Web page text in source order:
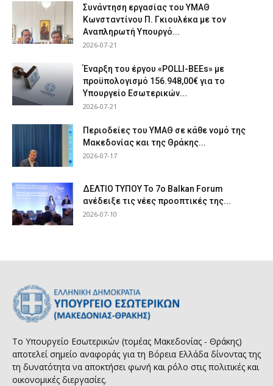
Συνάντηση εργασίας του ΥΜΑΘ
Κωνσταντίνου Π. Γκιουλέκα με τον
Αναπληρωτή Υπουργό...
2026-07-21
Έναρξη του έργου «POLLI-BEEs» με
προϋπολογισμό 156.948,00€ για το
Υπουργείο Εσωτερικών...
2026-07-21
Περιοδείες του ΥΜΑΘ σε κάθε νομό της
Μακεδονίας και της Θράκης...
2026-07-17
ΔΕΛΤΙΟ ΤΥΠΟΥ Το 7ο Balkan Forum
ανέδειξε τις νέες προοπτικές της...
2026-07-10
Το Υπουργείο Εσωτερικών (τομέας Μακεδονίας - Θράκης)
αποτελεί σημείο αναφοράς για τη Βόρεια Ελλάδα δίνοντας της
τη δυνατότητα να αποκτήσει φωνή και ρόλο στις πολιτικές και
οικονομικές διεργασίες.